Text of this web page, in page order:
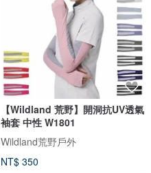
【Wildland 荒野】開洞抗UV透氣
袖套 中性 W1801
Wildland荒野戶外
NT$ 350